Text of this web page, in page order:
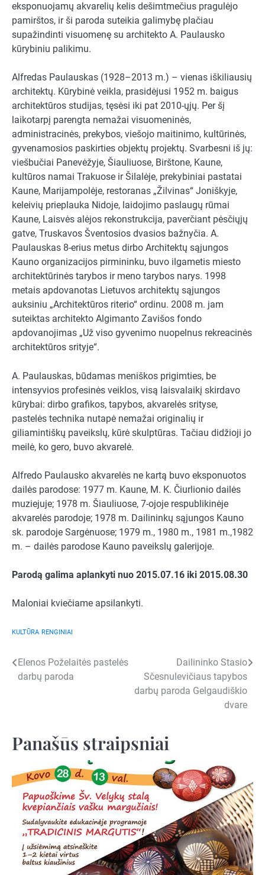
eksponuojamų akvarelių kelis dešimtmečius pragulėjo
pamirštos, ir ši paroda suteikia galimybę plačiau
supažindinti visuomenę su architekto A. Paulausko
kūrybiniu palikimu.
Alfredas Paulauskas (1928–2013 m.) – vienas iškiliausių
architektų. Kūrybinė veikla, prasidėjusi 1952 m. baigus
architektūros studijas, tęsėsi iki pat 2010-ųjų. Per šį
laikotarpį parengta nemažai visuomeninės,
administracinės, prekybos, viešojo maitinimo, kultūrinės,
gyvenamosios paskirties objektų projektų. Svarbesni iš jų:
viešbučiai Panevėžyje, Šiauliuose, Birštone, Kaune,
kultūros namai Trakuose ir Šilalėje, prekybiniai pastatai
Kaune, Marijampolėje, restoranas „Žilvinas“ Joniškyje,
keleivių prieplauka Nidoje, laidojimo paslaugų rūmai
Kaune, Laisvės alėjos rekonstrukcija, paverčiant pėsčiųjų
gatve, Truskavos Šventosios dvasios bažnyčia. A.
Paulauskas 8-erius metus dirbo Architektų sąjungos
Kauno organizacijos pirmininku, buvo ilgametis miesto
architektūrinės tarybos ir meno tarybos narys. 1998
metais apdovanotas Lietuvos architektų sąjungos
auksiniu „Architektūros riterio“ ordinu. 2008 m. jam
suteiktas architekto Algimanto Zavišos fondo
apdovanojimas „Už viso gyvenimo nuopelnus rekreacinės
architektūros srityje“.
A. Paulauskas, būdamas meniškos prigimties, be
intensyvios profesinės veiklos, visą laisvalaikį skirdavo
kūrybai: dirbo grafikos, tapybos, akvarelės srityse,
pastelės technika nutapė nemažai originalių ir
giliamintiškų paveikslų, kūrė skulptūras. Tačiau didžioji jo
meilė, ko gero, buvo akvarelė.
Alfredo Paulausko akvarelės ne kartą buvo eksponuotos
dailės parodose: 1977 m. Kaune, M. K. Čiurlionio dailės
muziejuje; 1978 m. Šiauliuose, 7-ojoje respublikinėje
akvarelės parodoje; 1978 m. Dailininkų sąjungos Kauno
sk. parodoje Sargėnuose; 1979 m., 1980 m., 1981 m.,1982
m. – dailės parodose Kauno paveikslų galerijoje.
Parodą galima aplankyti nuo 2015.07.16 iki 2015.08.30
Maloniai kviečiame apsilankyti.
KULTŪRA RENGINIAI
Navigacija
Elenos Poželaitės pastelės
darbų paroda
Dailininko Stasio
Sčesnulevičiaus tapybos
darbų paroda Gelgaudiškio
dvare
Panašūs straipsniai